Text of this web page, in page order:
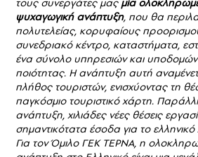
τους συνεργάτες μαςμία
ψυχαγωγική ανάπτυξη, που θα
πολυτελείας, κορυφαίους
συνεδριακό κέντρο, καταστήματα,
ένα σύνολο υπηρεσιών και
ποιότητας. Η ανάπτυξη αυτή
πλήθος τουριστών, ενισχύοντας τη
παγκόσμιο τουριστικό χάρτη.
ανάπτυξη, χιλιάδες νέες θέσεις
σημαντικότατα έσοδα για το
Για τον Όμιλο ΓΕΚ ΤΕΡΝΑ, η